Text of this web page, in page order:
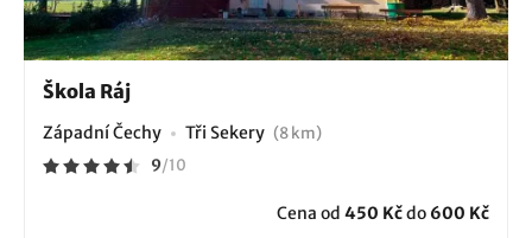
Škola Ráj
Západní Čechy Tři Sekery (8 km)
9/10
Cena od 450 Kčdo 600 Kč